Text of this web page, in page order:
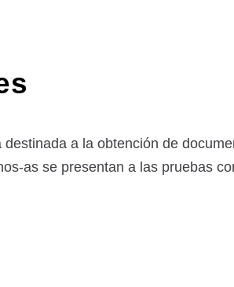
a la obtención de
as se presentan a las pruebas